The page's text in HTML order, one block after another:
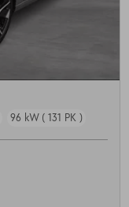
96 kW ( 131 PK )